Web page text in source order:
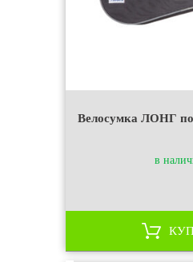
Велосумка ЛОНГ
в